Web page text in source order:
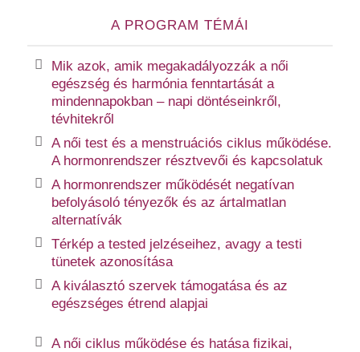
A PROGRAM TÉMÁI
Mik azok, amik megakadályozzák a női
egészség és harmónia fenntartását a
mindennapokban – napi döntéseinkről,
tévhitekről
A női test és a menstruációs ciklus működése.
A hormonrendszer résztvevői és kapcsolatuk
A hormonrendszer működését negatívan
befolyásoló tényezők és az ártalmatlan
alternatívák
Térkép a tested jelzéseihez, avagy a testi
tünetek azonosítása
A kiválasztó szervek támogatása és az
egészséges étrend alapjai
A női ciklus működése és hatása fizikai,